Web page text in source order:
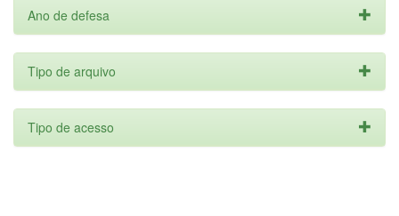
Ano de defesa
Tipo de arquivo
Tipo de acesso